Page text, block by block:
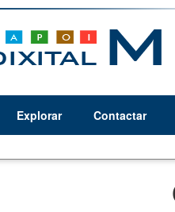
Explorar
Contactar